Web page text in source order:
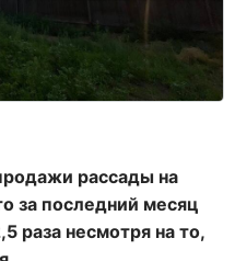
рассады на
за последний месяц
раза несмотря на то,